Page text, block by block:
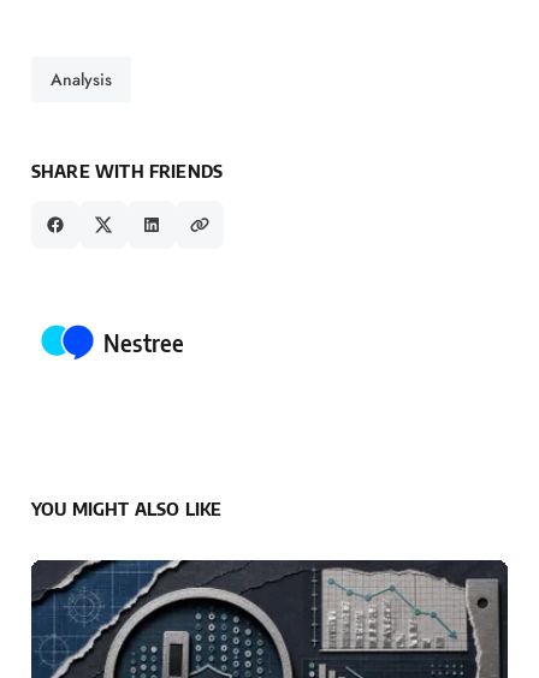
Analysis
SHARE WITH FRIENDS
Posted by
Nestree
YOU MIGHT ALSO LIKE